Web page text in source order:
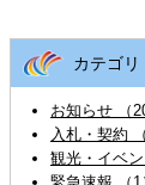
カテゴリ
お知らせ （
入札・契約
観光・イベン